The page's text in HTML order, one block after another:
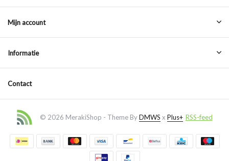
Mijn account
Informatie
Contact
© 2026 MerakiShop - Theme ByDMWS x Plus+ RSS-feed